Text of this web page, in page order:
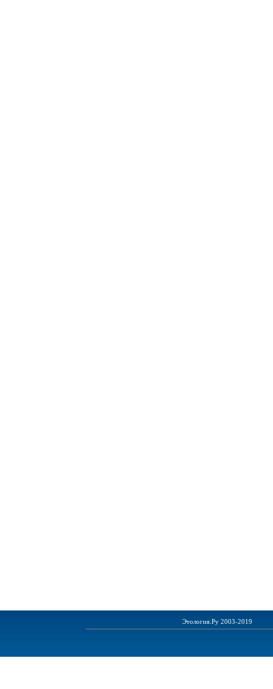
Этология.Ру 2003-2019